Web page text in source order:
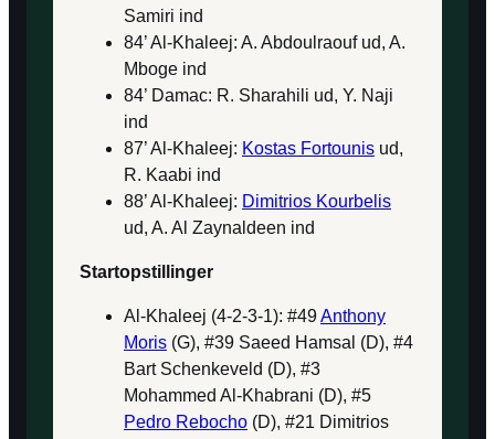
Samiri ind
84’ Al-Khaleej: A. Abdoulraouf ud, A.
Mboge ind
84’ Damac: R. Sharahili ud, Y. Naji
ind
87’ Al-Khaleej: Kostas Fortounis ud,
R. Kaabi ind
88’ Al-Khaleej: Dimitrios Kourbelis
ud, A. Al Zaynaldeen ind
Startopstillinger
Al-Khaleej (4-2-3-1): #49Anthony
Moris (G), #39 Saeed Hamsal (D), #4
Bart Schenkeveld (D), #3
Mohammed Al-Khabrani (D), #5
Pedro Rebocho (D), #21 Dimitrios